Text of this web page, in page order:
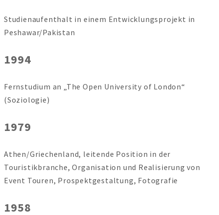
Studienaufenthalt in einem Entwicklungsprojekt in
Peshawar/Pakistan
1994
Fernstudium an „The Open University of London“
(Soziologie)
1979
Athen/Griechenland, leitende Position in der
Touristikbranche, Organisation und Realisierung von
Event Touren, Prospektgestaltung, Fotografie
1958